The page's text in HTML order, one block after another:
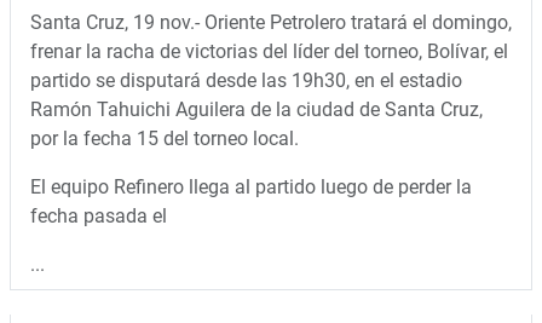
Santa Cruz, 19 nov.- Oriente Petrolero tratará el domingo,
frenar la racha de victorias del líder del torneo, Bolívar, el
partido se disputará desde las 19h30, en el estadio
Ramón Tahuichi Aguilera de la ciudad de Santa Cruz,
por la fecha 15 del torneo local.
El equipo Refinero llega al partido luego de perder la
fecha pasada el
...